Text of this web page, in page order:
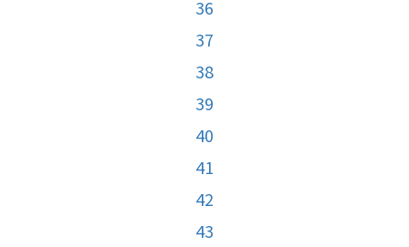
36
37
38
39
40
41
42
43